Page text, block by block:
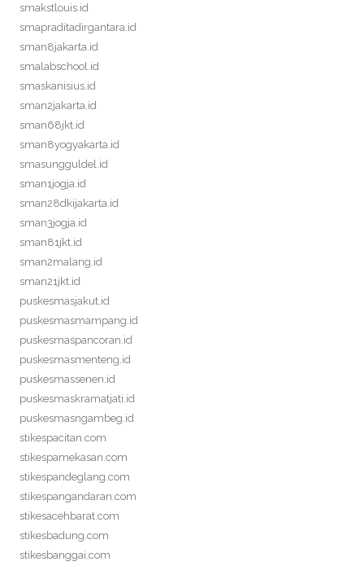
smakstlouis.id
smapraditadirgantara.id
sman8jakarta.id
smalabschool.id
smaskanisius.id
sman2jakarta.id
sman68jkt.id
sman8yogyakarta.id
smasungguldel.id
sman1jogja.id
sman28dkijakarta.id
sman3jogja.id
sman81jkt.id
sman2malang.id
sman21jkt.id
puskesmasjakut.id
puskesmasmampang.id
puskesmaspancoran.id
puskesmasmenteng.id
puskesmassenen.id
puskesmaskramatjati.id
puskesmasngambeg.id
stikespacitan.com
stikespamekasan.com
stikespandeglang.com
stikespangandaran.com
stikesacehbarat.com
stikesbadung.com
stikesbanggai.com